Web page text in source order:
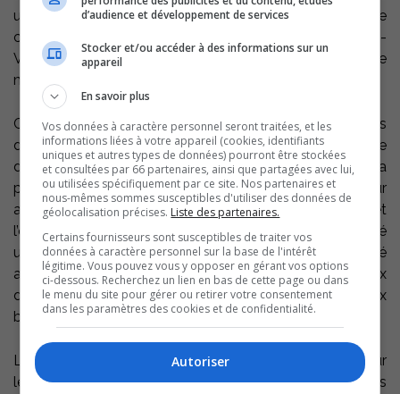
universelle et la mise à niveau de sa salle
communautaire et 99 984 $ à la municipalité de Sainte-
Victoire-de-Sorel pour l’aménagement d’une aire
multifonctionnelle.
Ces sommes sont accordées aux trois municipalités
dans le cadre d’un programme normé : le Programme
d’infrastructures municipales pour les aînés. Le PRIMA a
pour but d’appuyer les communautés dans leur
adaptation au vieillissement de la population. Il permet
l’octroi de financement aux municipalités ayant adopté
une politique des aînés et un plan d’action Municipalité
amie des aînés pour la réalisation de travaux
d’infrastructures et d’aménagements répondant aux
besoins des personnes aînées.
L’aménagement des espaces de vie est primordial pour
le bien-être, l’engagement social et la sécurité des
d’audience et développement de services
Stocker et/ou accéder à des informations sur un
appareil
En savoir plus
Vos données à caractère personnel seront traitées, et les
informations liées à votre appareil (cookies, identifiants
uniques et autres types de données) pourront être stockées
et consultées par 66 partenaires, ainsi que partagées avec lui,
ou utilisées spécifiquement par ce site. Nos partenaires et
nous-mêmes sommes susceptibles d'utiliser des données de
géolocalisation précises. Liste des partenaires.
Certains fournisseurs sont susceptibles de traiter vos
données à caractère personnel sur la base de l'intérêt
légitime. Vous pouvez vous y opposer en gérant vos options
ci-dessous. Recherchez un lien en bas de cette page ou dans
le menu du site pour gérer ou retirer votre consentement
dans les paramètres des cookies et de confidentialité.
Autoriser